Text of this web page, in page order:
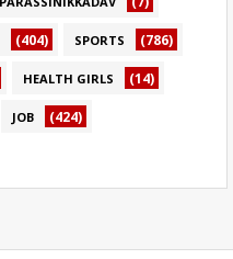
(404) SPORTS (786)
HEALTH GIRLS (14)
JOB (424)